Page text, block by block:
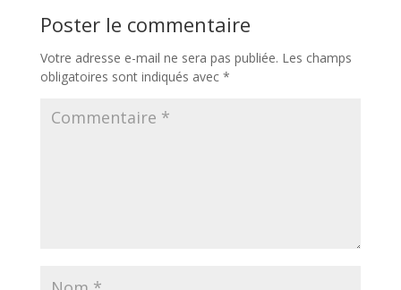
Poster le commentaire
Votre adresse e-mail ne sera pas publiée. Les champs
obligatoires sont indiqués avec *